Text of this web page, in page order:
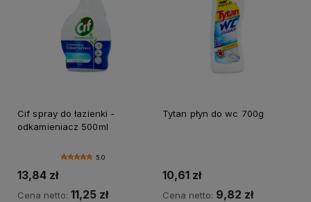
Cif spray do łazienki -
odkamieniacz 500ml
5.0
13,84 zł
Cena netto: 11,25 zł
Tytan płyn do wc 700g
10,61 zł
Cena netto: 9,82 zł